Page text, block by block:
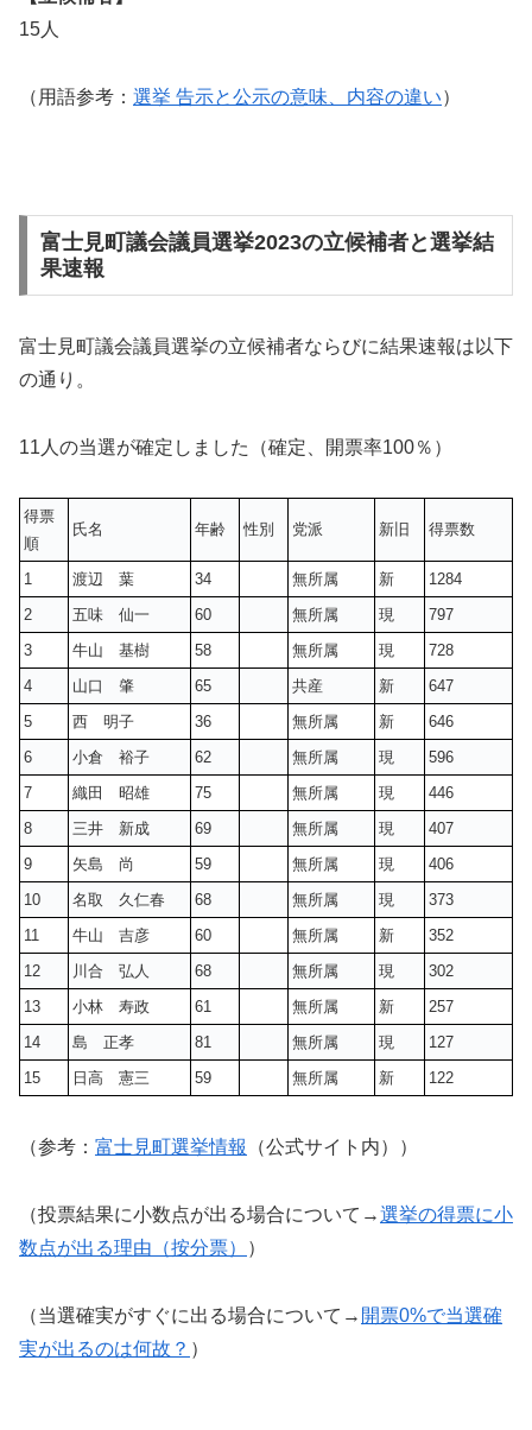
15人
（用語参考： 選挙 告示と公示の意味、内容の違い）
富士見町議会議員選挙2023の立候補者と選挙結
果速報
富士見町議会議員選挙の立候補者ならびに結果速報は以下
の通り。
11人の当選が確定しました（確定、開票率100％）
得票
順
氏名 年齢 性別 党派 新旧 得票数
1 渡辺 葉 34 無所属 新
1284
2
五味 仙一 60 無所属 現
797
3
牛山 基樹 58 無所属 現
728
4
山口 肇 65 共産 新
647
5
西 明子 36 無所属 新
646
6
小倉 裕子 62 無所属 現
596
7
織田 昭雄 75 無所属 現
446
8
三井 新成 69 無所属 現
407
9
矢島 尚 59 無所属 現
406
10
名取 久仁春 68 無所属 現
373
11
牛山 吉彦 60 無所属 新
352
12
川合 弘人 68 無所属 現
302
13
小林 寿政 61 無所属 新
257
14
島 正孝 81 無所属 現
127
15
日高 憲三 59 無所属 新 122
（参考： 富士見町選挙情報 （公式サイト内））
（投票結果に小数点が出る場合について→選挙の得票に小
数点が出る理由（按分票）
）
（当選確実がすぐに出る場合について→ 開票0%で当選確
実が出るのは何故？ ）